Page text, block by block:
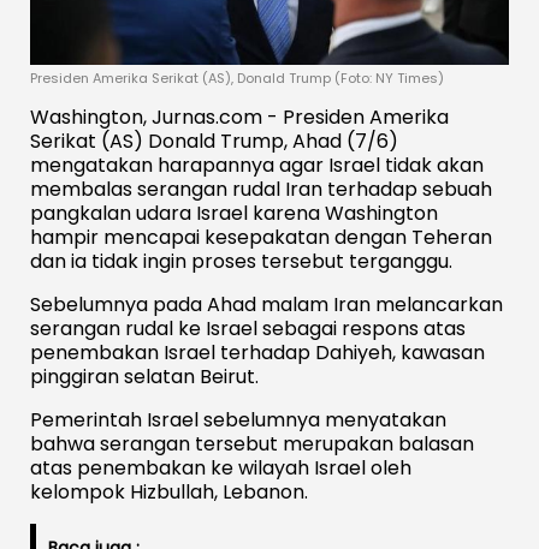
Presiden Amerika Serikat (AS), Donald Trump (Foto: NY Times)
Washington, Jurnas.com - Presiden Amerika
Serikat (AS) Donald Trump, Ahad (7/6)
mengatakan harapannya agar Israel tidak akan
membalas serangan rudal Iran terhadap sebuah
pangkalan udara Israel karena Washington
hampir mencapai kesepakatan dengan Teheran
dan ia tidak ingin proses tersebut terganggu.
Sebelumnya pada Ahad malam Iran melancarkan
serangan rudal ke Israel sebagai respons atas
penembakan Israel terhadap Dahiyeh, kawasan
pinggiran selatan Beirut.
Pemerintah Israel sebelumnya menyatakan
bahwa serangan tersebut merupakan balasan
atas penembakan ke wilayah Israel oleh
kelompok Hizbullah, Lebanon.